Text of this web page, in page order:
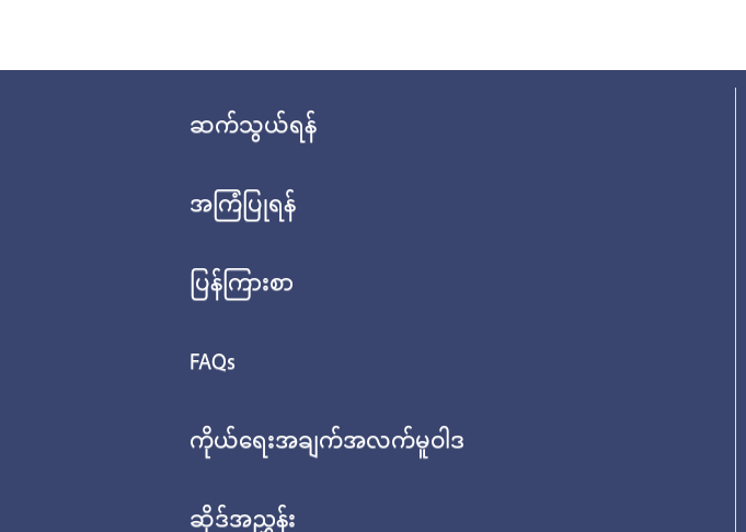
ဆက်သွယ်ရန်
အကြံပြုရန်
ပြန်ကြားစာ
FAQs
ကိုယ်ရေးအချက်အလက်မူဝါဒ
ဆိုဒ်အညွှန်း